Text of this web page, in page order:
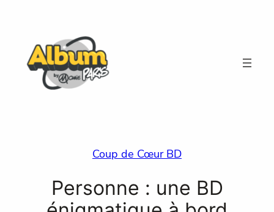
contenu
Coup de Cœur BD
Personne : une BD